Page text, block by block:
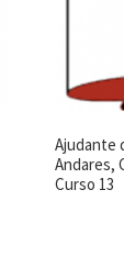
Ajudante
Andares,
Curso 13